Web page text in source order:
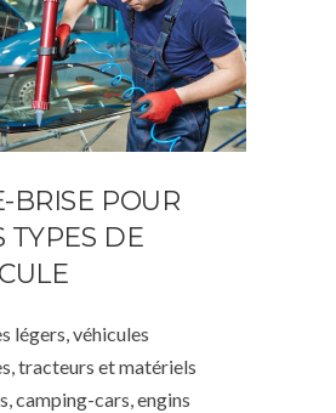
BRISE POUR
TYPES DE
légers, véhicules
tracteurs et matériels
camping-cars, engins